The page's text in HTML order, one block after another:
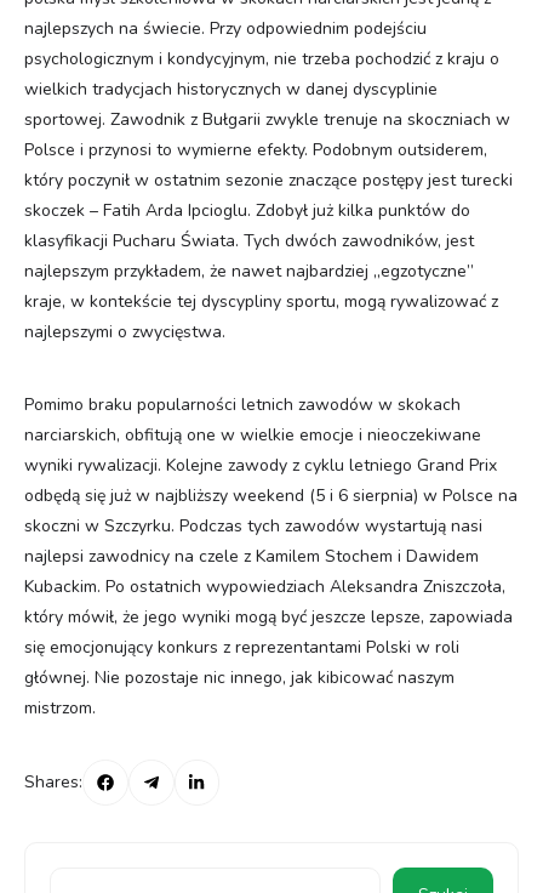
najlepszych na świecie. Przy odpowiednim podejściu
psychologicznym i kondycyjnym, nie trzeba pochodzić z kraju o
wielkich tradycjach historycznych w danej dyscyplinie
sportowej. Zawodnik z Bułgarii zwykle trenuje na skoczniach w
Polsce i przynosi to wymierne efekty. Podobnym outsiderem,
który poczynił w ostatnim sezonie znaczące postępy jest turecki
skoczek – Fatih Arda Ipcioglu. Zdobył już kilka punktów do
klasyfikacji Pucharu Świata. Tych dwóch zawodników, jest
najlepszym przykładem, że nawet najbardziej „egzotyczne”
kraje, w kontekście tej dyscypliny sportu, mogą rywalizować z
najlepszymi o zwycięstwa.
Pomimo braku popularności letnich zawodów w skokach
narciarskich, obfitują one w wielkie emocje i nieoczekiwane
wyniki rywalizacji. Kolejne zawody z cyklu letniego Grand Prix
odbędą się już w najbliższy weekend (5 i 6 sierpnia) w Polsce na
skoczni w Szczyrku. Podczas tych zawodów wystartują nasi
najlepsi zawodnicy na czele z Kamilem Stochem i Dawidem
Kubackim. Po ostatnich wypowiedziach Aleksandra Zniszczoła,
który mówił, że jego wyniki mogą być jeszcze lepsze, zapowiada
się emocjonujący konkurs z reprezentantami Polski w roli
głównej. Nie pozostaje nic innego, jak kibicować naszym
mistrzom.
Shares: